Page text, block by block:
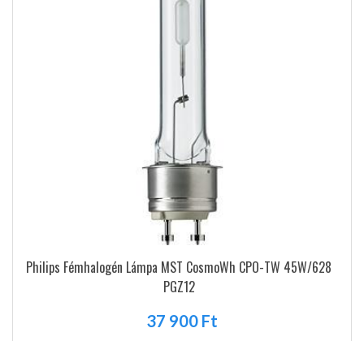
Philips Fémhalogén Lámpa MST CosmoWh CPO-TW 45W/628
PGZ12
37 900 Ft